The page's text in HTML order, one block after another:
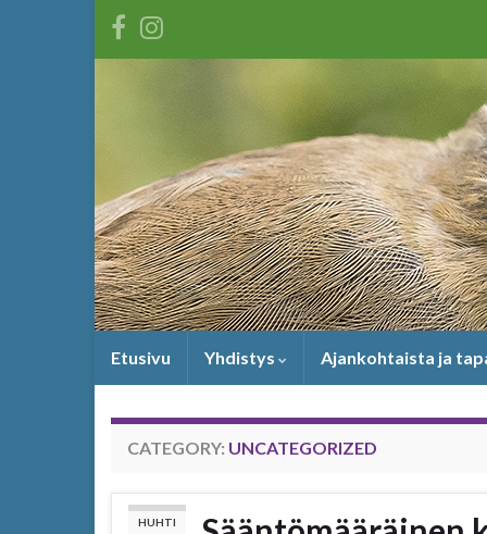
Etusivu Yhdistys Ajankohtaista ja
CATEGORY: UNCATEGORIZED
HUHTI